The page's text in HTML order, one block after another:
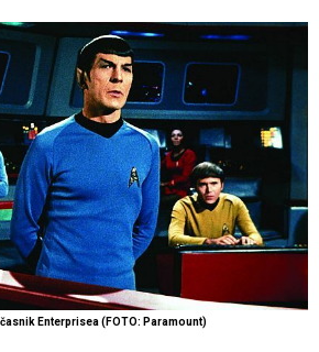
Enterprisea (FOTO: Paramount)